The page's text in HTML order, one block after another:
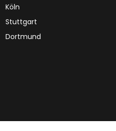
Köln
Stuttgart
Dortmund